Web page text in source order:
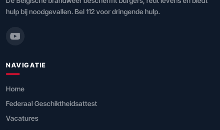
hulp bij noodgevallen. Bel 112 voor dringende hulp.
NAVIGATIE
Home
Federaal Geschiktheidsattest
Vacatures